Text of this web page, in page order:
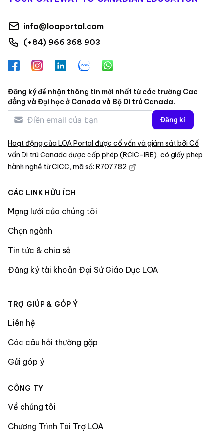
info@loaportal.com
(+84) 966 368 903
FacebookInstagramLinkedInZalo WhatsApp
Đăng ký để nhận thông tin mới nhất từ các trường Cao
đẳng và Đại học ở Canada và Bộ Di trú Canada.
Đăng kí
Hoạt động của LOA Portal được cố vấn và giám sát bởi Cố
vấn Di trú Canada được cấp phép (RCIC-IRB), có giấy phép
hành nghề từ CICC, mã số: R707782
CÁC LINK HỮU ÍCH
Mạng lưới của chúng tôi
Chọn ngành
Tin tức & chia sẻ
Đăng ký tài khoản Đại Sứ Giáo Dục LOA
TRỢ GIÚP & GÓP Ý
Liên hệ
Các câu hỏi thường gặp
Gửi góp ý
CÔNG TY
Về chúng tôi
Chương Trình Tài Trợ LOA